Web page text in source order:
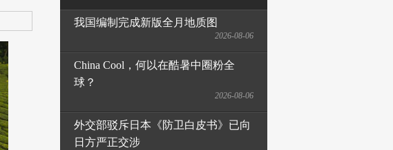
我国编制完成新版全月地质图
2026-08-06
China Cool，何以在酷暑中圈粉全
球？
2026-08-06
外交部驳斥日本《防卫白皮书》已向
日方严正交涉